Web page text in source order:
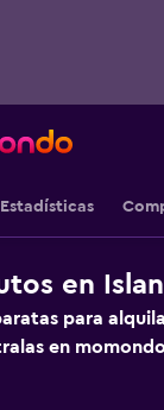
Estadísticas
en
para
en